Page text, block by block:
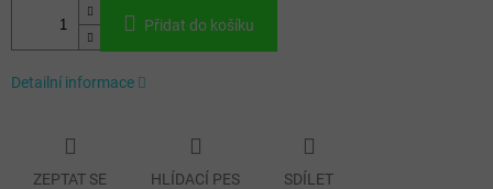
Přidat do košíku
Detailní informace
ZEPTAT SE HLÍDACÍ PES SDÍLET